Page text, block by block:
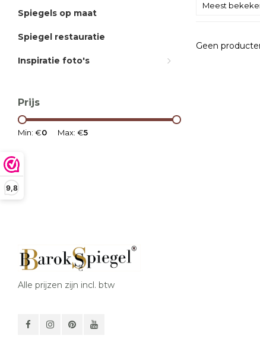
9,8
Spiegels op maat
Spiegel restauratie
Inspiratie foto's
Prijs
Min: €0 Max: €5
Meest
Geen
Alle prijzen zijn incl. btw